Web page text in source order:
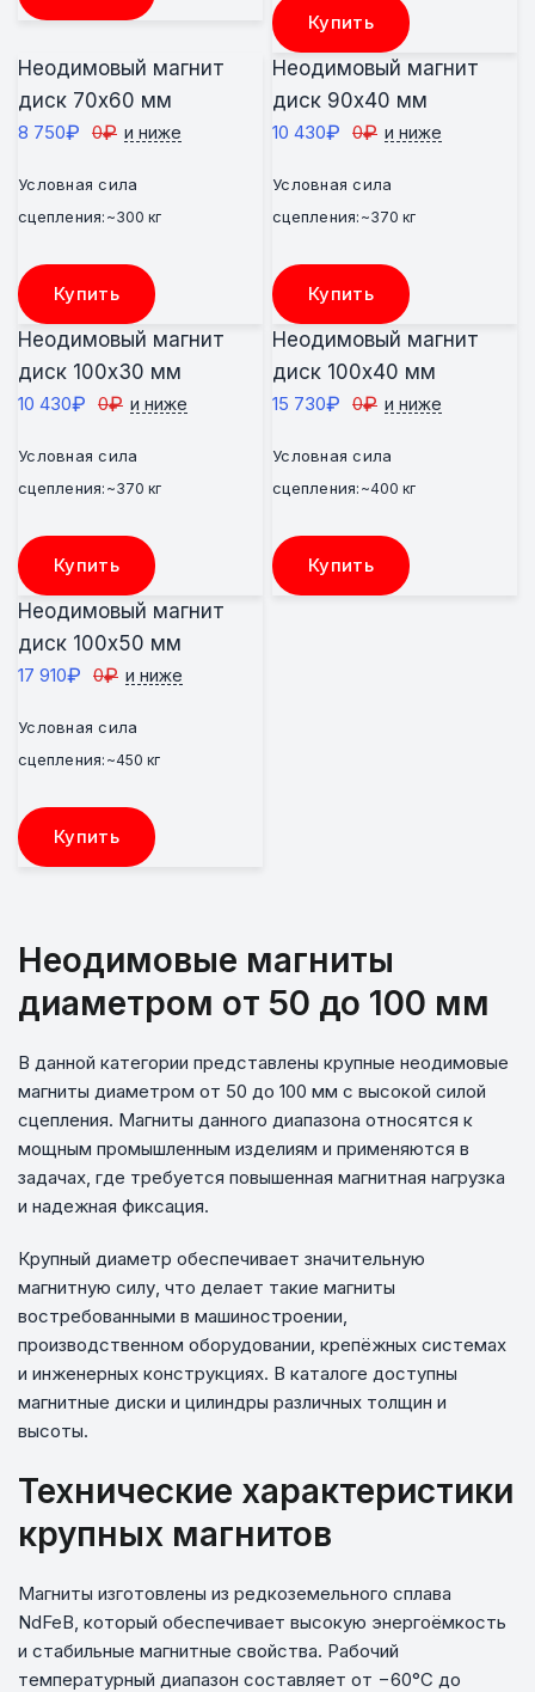
Купить
Неодимовый магнит
диск 70х60 мм
8 750₽ 0₽ и ниже
Условная сила
сцепления: ~300 кг
Купить
Неодимовый магнит
диск 90х40 мм
10 430₽ 0₽ и ниже
Условная сила
сцепления: ~370 кг
Купить
Неодимовый магнит
диск 100х30 мм
10 430₽ 0₽ и ниже
Условная сила
сцепления: ~370 кг
Купить
Неодимовый магнит
диск 100х40 мм
15 730₽ 0₽ и ниже
Условная сила
сцепления: ~400 кг
Купить
Неодимовый магнит
диск 100х50 мм
17 910₽ 0₽ и ниже
Условная сила
сцепления: ~450 кг
Купить
Неодимовые магниты
диаметром от 50 до 100 мм
В данной категории представлены крупные неодимовые
магниты диаметром от 50 до 100 мм с высокой силой
сцепления. Магниты данного диапазона относятся к
мощным промышленным изделиям и применяются в
задачах, где требуется повышенная магнитная нагрузка
и надежная фиксация.
Крупный диаметр обеспечивает значительную
магнитную силу, что делает такие магниты
востребованными в машиностроении,
производственном оборудовании, крепёжных системах
и инженерных конструкциях. В каталоге доступны
магнитные диски и цилиндры различных толщин и
высоты.
Технические характеристики
крупных магнитов
Магниты изготовлены из редкоземельного сплава
NdFeB, который обеспечивает высокую энергоёмкость
и стабильные магнитные свойства. Рабочий
температурный диапазон составляет от −60°C до